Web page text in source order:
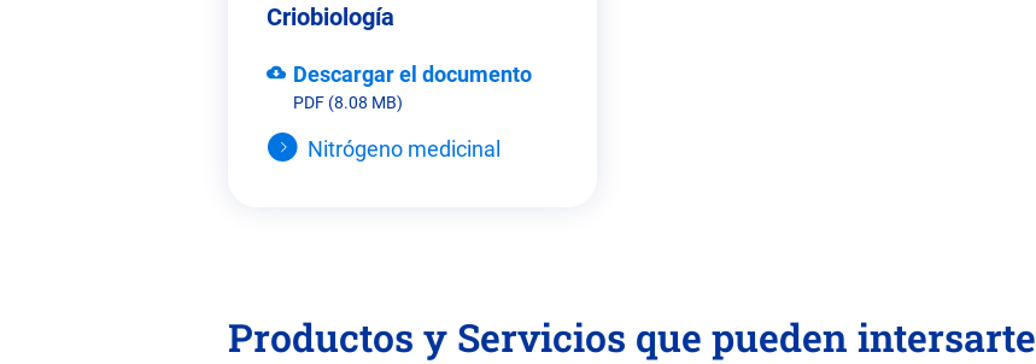
Criobiología
Descargar el documento
PDF (8.08 MB)
Nitrógeno medicinal
Productos y Servicios que pueden intersarte